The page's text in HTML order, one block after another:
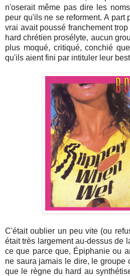
n'oserait même pas dire les
peur qu'ils ne se reforment. A part
vrai avait poussé franchement
hard chrétien prosélyte, aucun
plus moqué, critiqué, conchié
qu'ils aient fini par intituler leur
C'était oublier un peu vite (ou
était très largement au-dessus de
ce que parce que, Épiphanie ou
ne saura jamais le dire, le groupe
que le règne du hard au